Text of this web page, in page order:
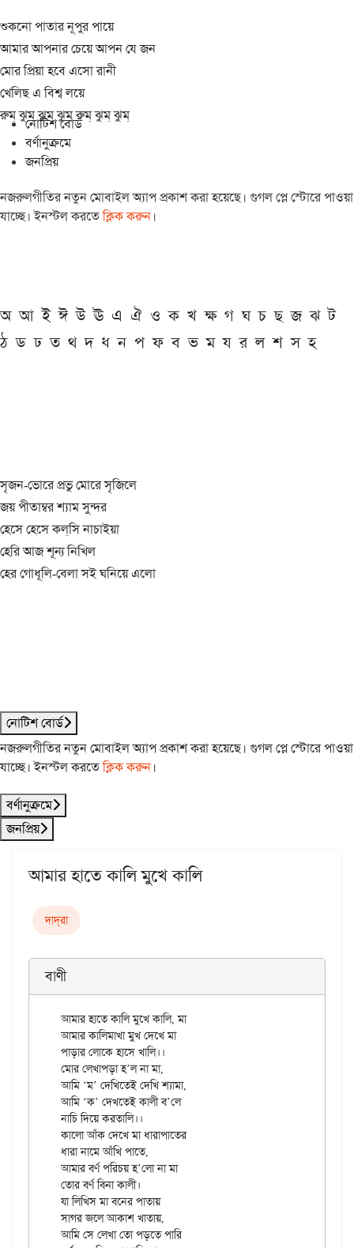
শুকনো পাতার নূপুর পায়ে
আমার আপনার চেয়ে আপন যে জন
মোর প্রিয়া হবে এসো রানী
খেলিছ এ বিশ্ব লয়ে
রুম্ ঝুম্ ঝুম্ ঝুম্ রুম্ ঝুম্ ঝুম্
নোটিশ বোর্ড
বর্ণানুক্রমে
জনপ্রিয়
নজরুলগীতির নতুন মোবাইল অ্যাপ প্রকাশ করা হয়েছে। গুগল প্লে স্টোরে পাওয়া
যাচ্ছে। ইনস্টল করতেক্লিক করুন।
অ আ ই ঈ উ ঊ এ ঐ ও ক খ ক্ষ গ ঘ চ ছ জ ঝ ট
ঠ ড ঢ ত থ দ ধ ন প ফ ব ভ ম য র ল শ স হ
সৃজন-ভোরে প্রভু মোরে সৃজিলে
জয় পীতাম্বর শ্যাম সুন্দর
হেসে হেসে কল্‌সি নাচাইয়া
হেরি আজ শূন্য নিখিল
হের গোধূলি-বেলা সই ঘনিয়ে এলো
নোটিশ বোর্ড
নজরুলগীতির নতুন মোবাইল অ্যাপ প্রকাশ করা হয়েছে। গুগল প্লে স্টোরে পাওয়া
যাচ্ছে। ইনস্টল করতেক্লিক করুন।
বর্ণানুক্রমে
জনপ্রিয়
আমার হাতে কালি মুখে কালি
দাদ্‌রা
বাণী
আমার হাতে কালি মুখে কালি, মা
আমার কালিমাখা মুখ দেখে মা
পাড়ার লোকে হাসে খালি।।
মোর লেখাপড়া হ’ল না মা,
আমি ‘ম’ দেখিতেই দেখি শ্যামা,
আমি ‘ক’ দেখতেই কালী ব’লে
নাচি দিয়ে করতালি।।
কালো আঁক দেখে মা ধারাপাতের
ধারা নামে আঁখি পাতে,
আমার বর্ণ পরিচয় হ’লো না মা
তোর বর্ণ বিনা কালী।
যা লিখিস মা বনের পাতায়
সাগর জলে আকাশ খাতায়,
আমি সে লেখা তো পড়তে পারি